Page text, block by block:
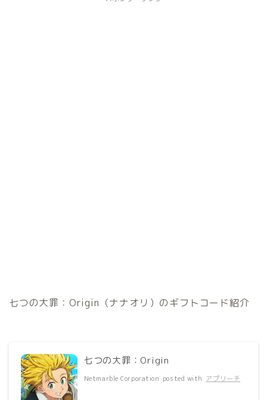
七つの大罪：Origin（ナナオリ）のギフトコード紹介
七つの大罪：Origin
Netmarble Corporation posted with アプリーチ